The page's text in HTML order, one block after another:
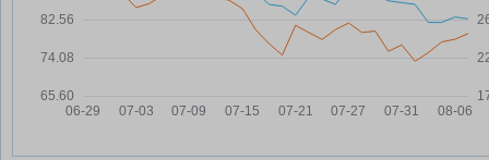
安集科技：融资净买入582.02万
07-29
07-14